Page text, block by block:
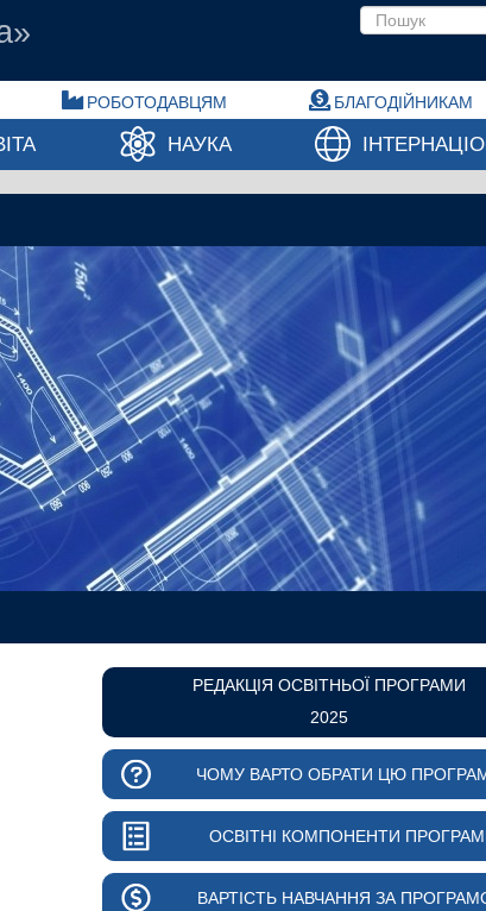
Пошукова
РОБОТОДАВЦЯМ БЛАГОДІЙНИКАМ
НАУКА
РЕДАКЦІЯ ОСВІТНЬОЇ ПРОГРАМИ
2025
ЧОМУ ВАРТО ОБРАТИ ЦЮ
ОСВІТНІ КОМПОНЕНТИ
ВАРТІСТЬ НАВЧАННЯ ЗА